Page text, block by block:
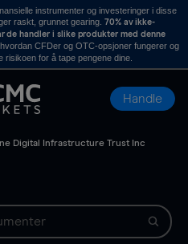
instrumenter og investeringer i disse
raskt, grunnet gearing. 70% av ikke-
de handler i slike produkter med denne
CFDer og OTC-opsjoner fungerer og
for å tape pengene dine.
Handle
Digital Infrastructure Trust Inc